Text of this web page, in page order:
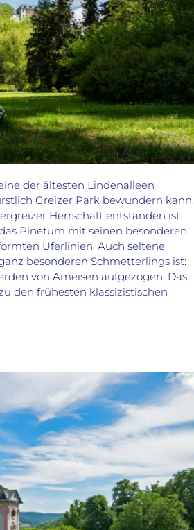
der ältesten Lindenalleen
Greizer Park bewundern kann,
Herrschaft entstanden ist.
Pinetum mit seinen besonderen
Uferlinien. Auch seltene
besonderen Schmetterlings ist:
von Ameisen aufgezogen. Das
den frühesten klassizistischen